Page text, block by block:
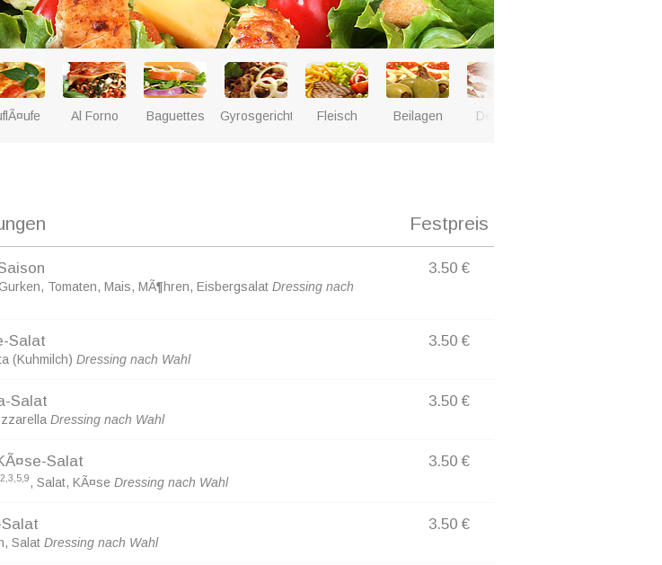
Al Forno Baguettes Gyrosgerichte Fleisch Beilagen Dessert
Festpreis
Tomaten, Mais, MÃ¶hren, Eisbergsalat Dressing nach
3.50 €
Salat
(Kuhmilch) Dressing nach Wahl
3.50 €
Salat
Dressing nach Wahl
3.50 €
Salat
2,3,5,9, Salat, KÃ¤se Dressing nach Wahl
3.50 €
Salat Dressing nach Wahl
3.50 €